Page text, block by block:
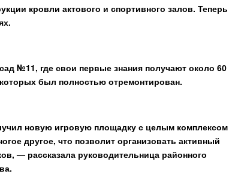
кровли актового и спортивного залов. Теперь
№11, где свои первые знания получают около 60
был полностью отремонтирован.
новую игровую площадку с целым комплексом
другое, что позволит организовать активный
— рассказала руководительница районного